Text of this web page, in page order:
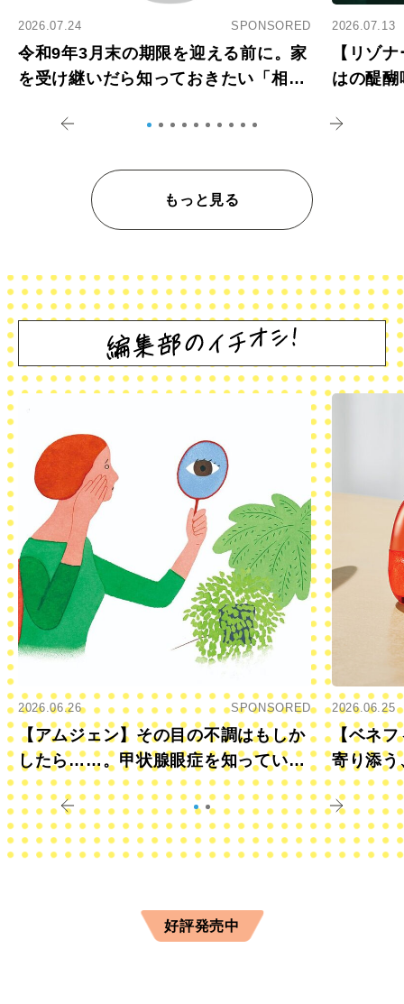
2026.07.24 SPONSORED
令和9年3月末の期限を迎える前に。家
を受け継いだら知っておきたい「相続
2026.07.13
【リゾ
はの醍
もっと見る
2026.06.26 SPONSORED
【アムジェン】その目の不調はもしか
したら……。甲状腺眼症を知っていま
すか？
2026.06.25
【ベネフ
寄り添う
きに
好評発売中